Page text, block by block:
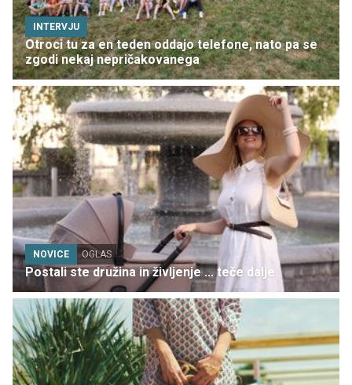
INTERVJU
Otroci tu za en teden oddajo telefone, nato pa se
zgodi nekaj nepričakovanega
NOVICE OGLAS
Postali ste družina in življenje ... teče dalje